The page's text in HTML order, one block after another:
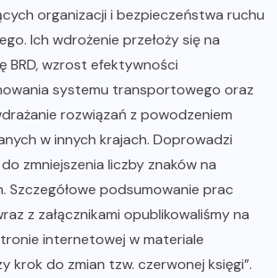
organizacji i bezpieczeństwa ruchu
Ich wdrożenie przełoży się na
BRD, wzrost efektywności
systemu transportowego oraz
rozwiązań z powodzeniem
w innych krajach. Doprowadzi
zmniejszenia liczby znaków na
Szczegółowe podsumowanie prac
z załącznikami opublikowaliśmy na
internetowej w materiale
krok do zmian tzw. czerwonej księgi”.